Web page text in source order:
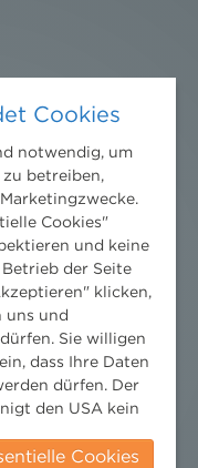
Cookies
notwendig, um
betreiben,
Cookies"
und keine
der Seite
klicken,
uns und
Sie willigen
dass Ihre Daten
dürfen. Der
den USA kein
Daten durch US-
Cookies